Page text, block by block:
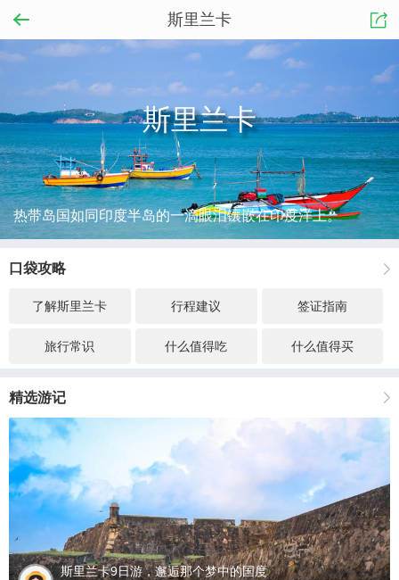
斯里兰卡
斯里兰卡
热带岛国如同印度半岛的一滴眼泪镶嵌在印度洋上。
口袋攻略
了解斯里兰卡 行程建议 签证指南
旅行常识 什么值得吃 什么值得买
精选游记
斯里兰卡9日游，邂逅那个梦中的国度